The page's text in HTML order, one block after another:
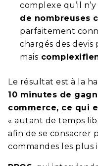
complexe qu’il
de nombreuses
parfaitement
chargés des devis
mais
Le résultat est à la
10 minutes de
commerce, ce qui
« autant de temps
afin de se consacrer
commandes les plus